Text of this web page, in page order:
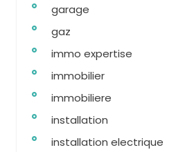
garage
gaz
immo expertise
immobilier
immobiliere
installation
installation electrique